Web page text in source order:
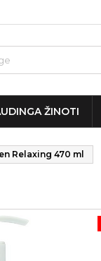
ŽINOTI
Relaxing 470 ml